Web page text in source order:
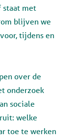
staat met
blijven we
tijdens en
over de
onderzoek
sociale
welke
toe te werken